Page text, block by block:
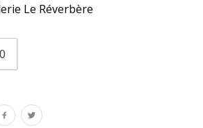
Le Réverbère
0